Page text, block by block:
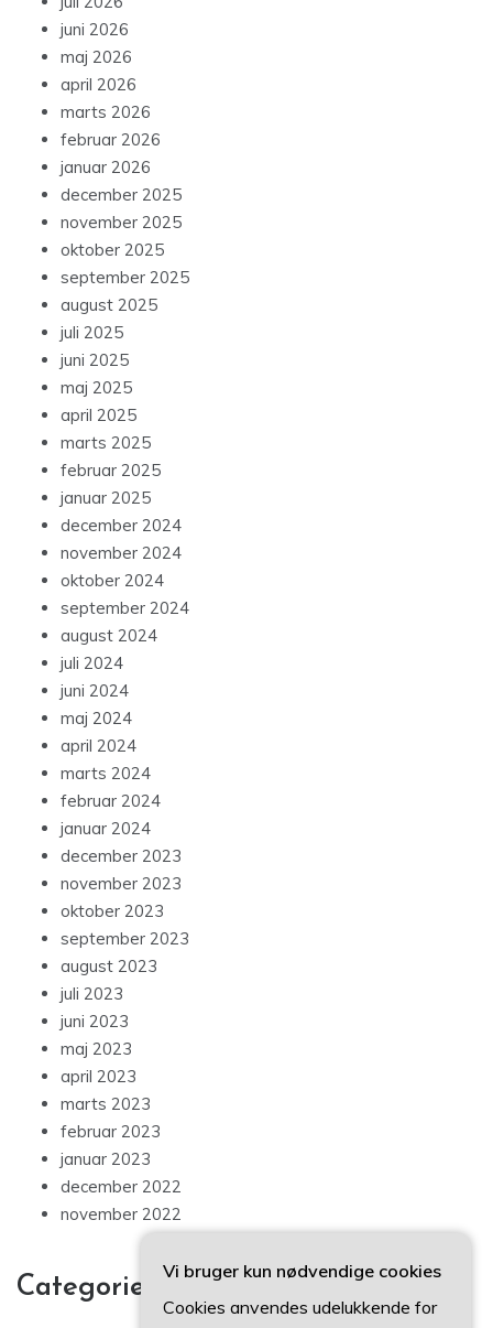
juni 2026
maj 2026
april 2026
marts 2026
februar 2026
januar 2026
december 2025
november 2025
oktober 2025
september 2025
august 2025
juli 2025
juni 2025
maj 2025
april 2025
marts 2025
februar 2025
januar 2025
december 2024
november 2024
oktober 2024
september 2024
august 2024
juli 2024
juni 2024
maj 2024
april 2024
marts 2024
februar 2024
januar 2024
december 2023
november 2023
oktober 2023
september 2023
august 2023
juli 2023
juni 2023
maj 2023
april 2023
marts 2023
februar 2023
januar 2023
december 2022
november 2022
Categories
Vi bruger kun nødvendige cookies
Cookies anvendes udelukkende for